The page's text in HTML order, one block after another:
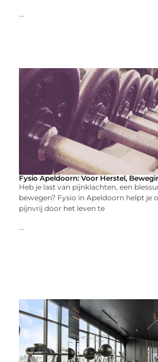
...
Fysio Apeldoorn: Voor Herstel,
Heb je last van pijnklachten, een
bewegen? Fysio in Apeldoorn helpt je
pijnvrij door het leven te
...